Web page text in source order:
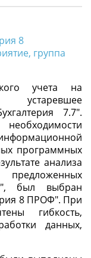
8
группа
учета на
устаревшее
7.7".
программных
анализа
был выбран
8 ПРОФ". При
гибкость,
данных,